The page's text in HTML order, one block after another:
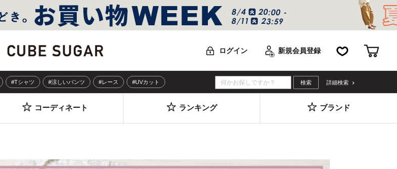
ログイン 新規会員登録 お気に入り
#Tシャツ #涼しいパンツ #レース #UVカット 詳細検索
コーディネート ランキング ブランド